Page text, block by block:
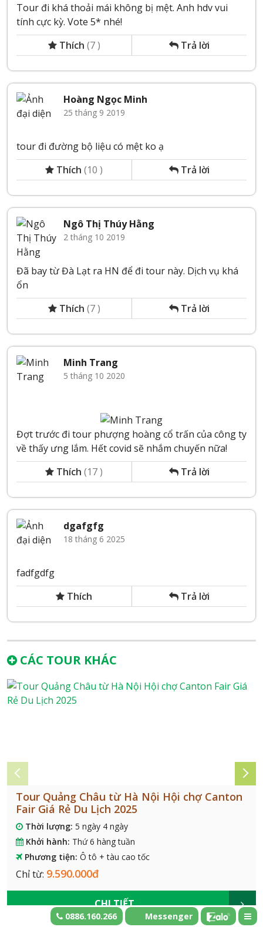
Tour đi khá thoải mái không bị mệt. Anh hdv vui
tính cực kỳ. Vote 5* nhé!
Thích (7) Trả lời
Hoàng Ngọc Minh
25 tháng 9 2019
tour đi đường bộ liệu có mệt ko ạ
Thích (10 ) Trả lời
Ngô Thị Thúy Hằng
2 tháng 10 2019
Đã bay từ Đà Lạt ra HN để đi tour này. Dịch vụ khá
ổn
Thích (7) Trả lời
Minh Trang
5 tháng 10 2020
Đợt trước đi tour phượng hoàng cổ trấn của công ty
về thấy ưng lắm. Hết covid sẽ nhắm chuyến nữa!
Thích (17) Trả lời
dgafgfg
18 tháng 6 2025
fadfgdfg
Thích
Trả lời
CÁC TOUR KHÁC
Tour Quảng Châu từ Hà Nội Hội chợ Canton
Fair Giá Rẻ Du Lịch 2025
Thời lượng: 5 ngày 4 ngày
Khởi hành: Thứ 6 hàng tuần
Phương tiện: Ô tô + tàu cao tốc
Chỉ từ: 9.590.000đ
CHI TIẾT
0886.160.266 Messenger